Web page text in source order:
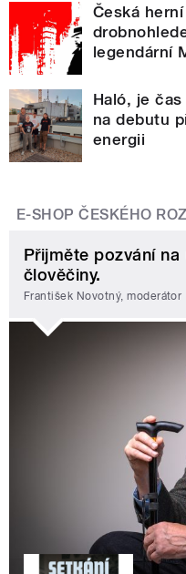
Česká
legendární
Haló, je
na debutu
energii
E-SHOP ČESKÉHO
Přijměte pozvání
člověčiny.
František Novotný, moderátor